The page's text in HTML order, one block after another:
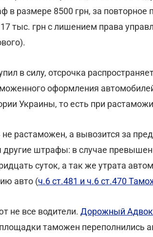
в размере 8500 грн, за повторное
тыс. грн с лишением права
в силу, отсрочка
оформления
Украины, то есть при
не растаможен, а вывозится за
штрафы: в случае
суток, а так же утрата
авто (ч.6 ст.481 и ч.6 ст.470
не все водители. Дорожный
таможен переполнились